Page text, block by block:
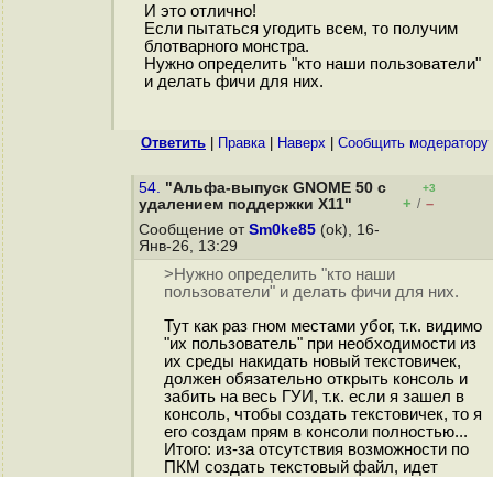
И это отлично!
Если пытаться угодить всем, то получим
блотварного монстра.
Нужно определить "кто наши пользователи"
и делать фичи для них.
Ответить Правка| Наверх Cообщить модератору
54. "Альфа-выпуск GNOME 50 с
удалением поддержки X11"
+3
+ / –
Сообщение от Sm0ke85 (ok), 16-
Янв-26, 13:29
>Нужно определить "кто наши
пользователи" и делать фичи для них.
Тут как раз гном местами убог, т.к. видимо
"их пользователь" при необходимости из
их среды накидать новый текстовичек,
должен обязательно открыть консоль и
забить на весь ГУИ, т.к. если я зашел в
консоль, чтобы создать текстовичек, то я
его создам прям в консоли полностью...
Итого: из-за отсутствия возможности по
ПКМ создать текстовый файл, идет